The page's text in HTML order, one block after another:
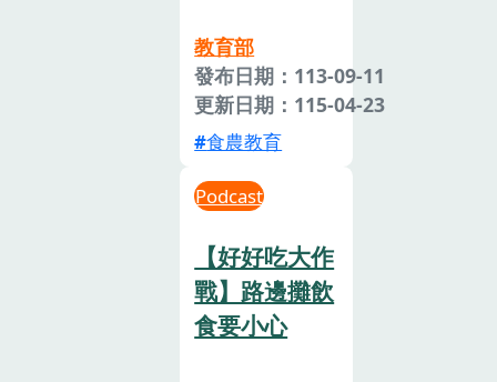
教育部
發布日期：113-09-11
更新日期：115-04-23
食農教育
Podcast
【好好吃大作
戰】路邊攤飲
食要小心